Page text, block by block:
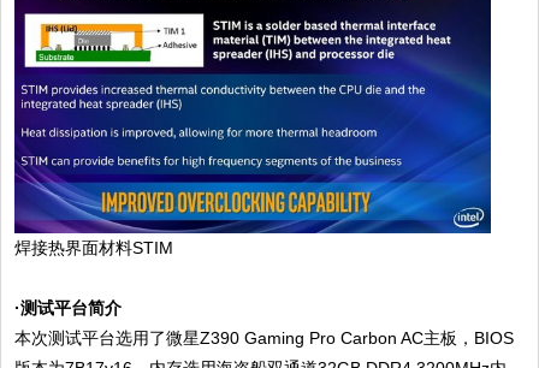
焊接热界面材料STIM
·测试平台简介
本次测试平台选用了微星Z390 Gaming Pro Carbon AC主板，BIOS